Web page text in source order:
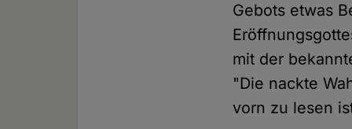
Gebots etwas
mit der
"Die nackte
vorn zu lesen